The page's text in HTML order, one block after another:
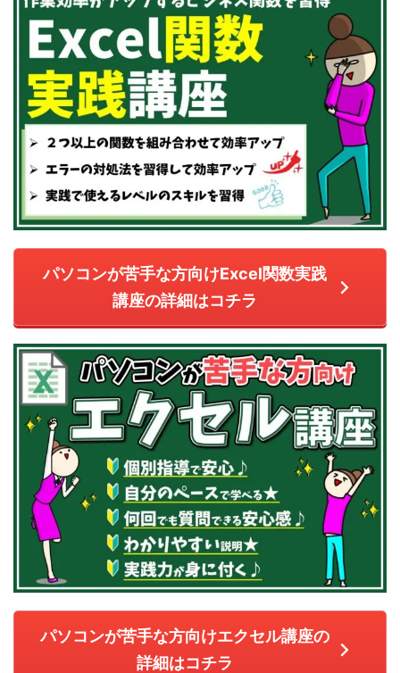
パソコンが苦手な方向けExcel関数実践
講座の詳細はコチラ
パソコンが苦手な方向けエクセル講座の
詳細はコチラ